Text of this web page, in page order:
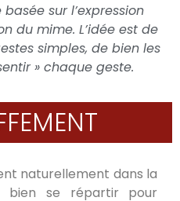
sur l’expression
du mime. L’idée est de
simples, de bien les
» chaque geste.
naturellement dans la
bien se répartir pour